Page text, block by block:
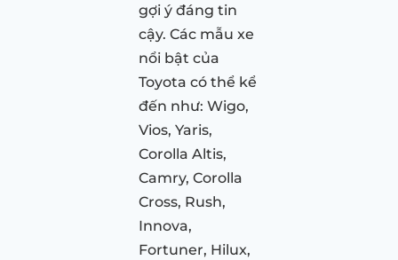
gợi ý đáng tin
cậy. Các mẫu xe
nổi bật của
Toyota có thể kể
đến như: Wigo,
Vios, Yaris,
Corolla Altis,
Camry, Corolla
Cross, Rush,
Innova,
Fortuner, Hilux,